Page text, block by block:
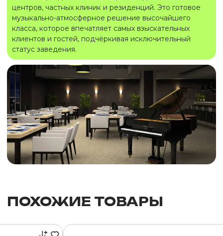
центров, частных клиник и резиденций. Это готовое
музыкально-атмосферное решение высочайшего
класса, которое впечатляет самых взыскательных
клиентов и гостей, подчёркивая исключительный
статус заведения.
ПОХОЖИЕ ТОВАРЫ